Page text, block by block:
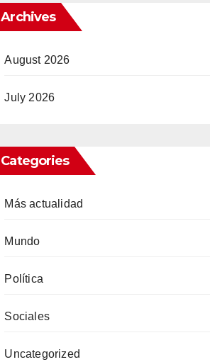
Archives
August 2026
July 2026
Categories
Más actualidad
Mundo
Política
Sociales
Uncategorized